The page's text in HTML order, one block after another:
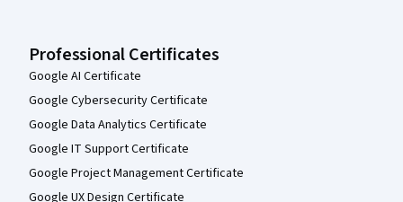
Professional Certificates
Google AI Certificate
Google Cybersecurity Certificate
Google Data Analytics Certificate
Google IT Support Certificate
Google Project Management Certificate
Google UX Design Certificate